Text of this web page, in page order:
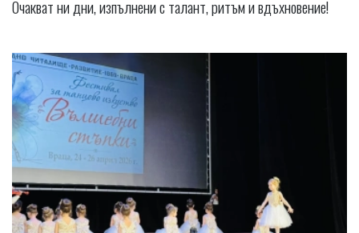
Очакват ни дни, изпълнени с талант, ритъм и вдъхновение!